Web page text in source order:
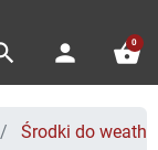
person shopping_basket
0
Środki do